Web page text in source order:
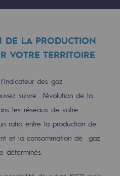
réseau de gaz
DE LA PRODUCTION
VOTRE TERRITOIRE
des gaz
suivre l’évolution de la
les réseaux de votre
ratio entre la production de
et la consommation de gaz
déterminés.